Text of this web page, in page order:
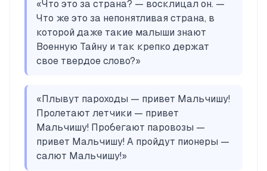
«Что это за страна? — восклицал он. —
Что же это за непонятливая страна, в
которой даже такие малыши знают
Военную Тайну и так крепко держат
свое твердое слово?»
«Плывут пароходы — привет Мальчишу!
Пролетают летчики — привет
Мальчишу! Пробегают паровозы —
привет Мальчишу! А пройдут пионеры —
салют Мальчишу!»